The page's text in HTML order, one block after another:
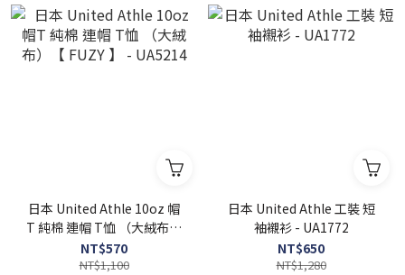
日本 United Athle 10oz 帽
T 純棉 連帽 T恤 （大絨布）
【 FUZY 】 - UA5214
NT$570
NT$1,100
日本 United Athle 工裝 短
袖襯衫 - UA1772
NT$650
NT$1,280